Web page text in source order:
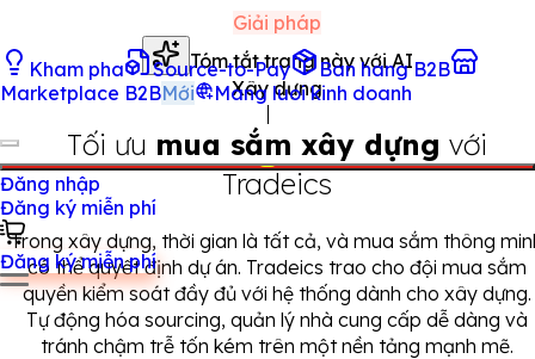
Kham pha Source-to-Pay
Ban hang B2B
Marketplace B2BMới Mang luoi kinh doanh
Đăng nhập
Đăng ký miễn phí
Đăng ký miễn phí
Giải pháp
Tóm tắt trang này với AI
Xây dựng
Tối ưu mua sắm xây dựng với
Tradeics
Trong xây dựng, thời gian là tất cả, và mua sắm thông
có thể quyết định dự án. Tradeics trao cho đội mua sắm
quyền kiểm soát đầy đủ với hệ thống dành cho xây dựng.
Tự động hóa sourcing, quản lý nhà cung cấp dễ dàng và
tránh chậm trễ tốn kém trên một nền tảng mạnh mẽ.